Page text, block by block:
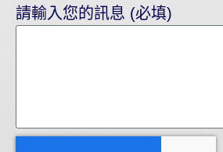
請輸入您的訊息 (必填)